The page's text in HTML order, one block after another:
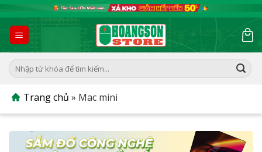
to
content
Tìm
kiếm:
Trang chủ » Mac mini